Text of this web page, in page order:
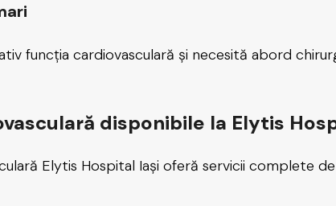
funcția cardiovasculară și necesită abord
disponibile la Elytis
Elytis Hospital Iași oferă servicii complete de